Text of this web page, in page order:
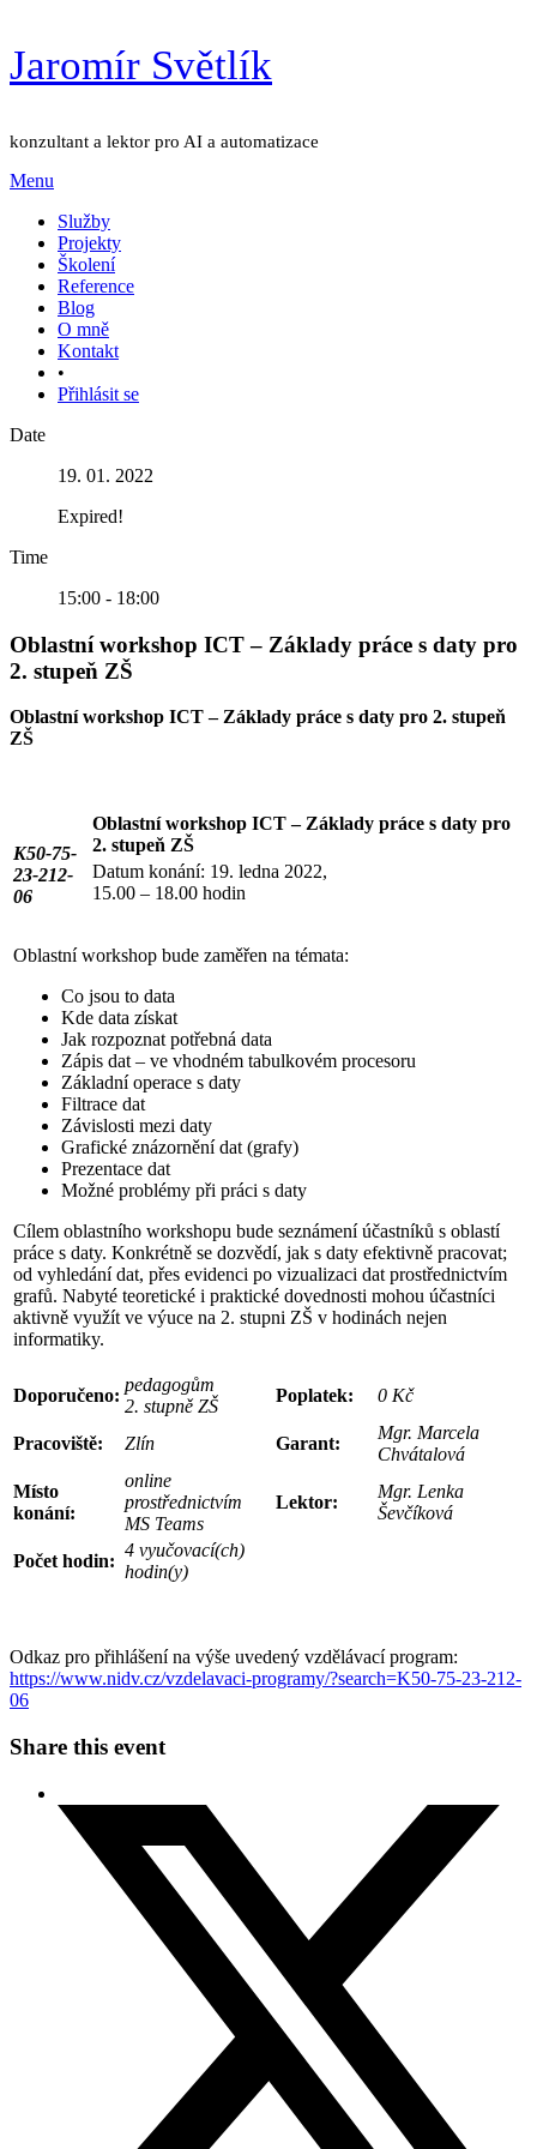
Přejít
k
Jaromír Světlík
konzultant a lektor pro AI a automatizace
Menu
Služby
Projekty
Školení
Reference
Blog
O mně
Kontakt
•
Přihlásit se
Date
19. 01. 2022
Expired!
Time
15:00 - 18:00
Oblastní workshop ICT – Základy práce s daty pro
2. stupeň ZŠ
Oblastní workshop ICT – Základy práce s daty pro 2. stupeň
ZŠ
K50-75-
23-212-
06
Oblastní workshop ICT – Základy práce s daty pro
2. stupeň ZŠ
Datum konání: 19. ledna 2022,
15.00 – 18.00 hodin
Oblastní workshop bude zaměřen na témata:
Co jsou to data
Kde data získat
Jak rozpoznat potřebná data
Zápis dat – ve vhodném tabulkovém procesoru
Základní operace s daty
Filtrace dat
Závislosti mezi daty
Grafické znázornění dat (grafy)
Prezentace dat
Možné problémy při práci s daty
Cílem oblastního workshopu bude seznámení účastníků s oblastí
práce s daty. Konkrétně se dozvědí, jak s daty efektivně pracovat;
od vyhledání dat, přes evidenci po vizualizaci dat prostřednictvím
grafů. Nabyté teoretické i praktické dovednosti mohou účastníci
aktivně využít ve výuce na 2. stupni ZŠ v hodinách nejen
informatiky.
Doporučeno:
pedagogům
2. stupně ZŠ
Poplatek: 0 Kč
Pracoviště: Zlín Garant:
Mgr. Marcela
Chvátalová
Místo
konání:
online
prostřednictvím
MS Teams
Lektor:
Mgr. Lenka
Ševčíková
Počet hodin:
4 vyučovací(ch)
hodin(y)
Odkaz pro přihlášení na výše uvedený vzdělávací program:
https://www.nidv.cz/vzdelavaci-programy/?search=K50-75-23-212-
06
Share this event